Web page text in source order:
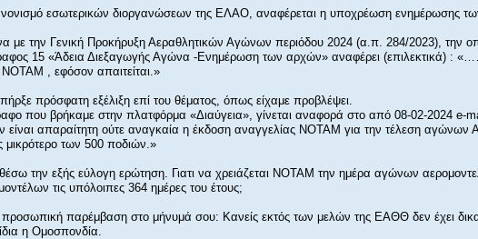
εσωτερικών διοργανώσεων της ΕΛΑΟ, αναφέρεται η υποχρέωση ενημέρωσης
με την Γενική Προκήρυξη Αεραθλητικών Αγώνων περιόδου 2024 (α.π. 284/2023), την
15 «Άδεια Διεξαγωγής Αγώνα -Ενημέρωση των αρχών» αναφέρει (επιλεκτικά) :
, εφόσον απαιτείται.»
πρόσφατη εξέλιξη επί του θέματος, όπως είχαμε προβλέψει.
που βρήκαμε στην πλατφόρμα «Διαύγεια», γίνεται αναφορά στο από 08-02-2024 e-
είναι απαραίτητη ούτε αναγκαία η έκδοση αναγγελίας ΝΟΤΑΜ για την τέλεση αγώνων
μικρότερο των 500 ποδιών.»
την εξής εύλογη ερώτηση. Γιατι να χρειάζεται ΝΟΤΑΜ την ημέρα αγώνων
τις υπόλοιπες 364 ημέρες του έτους;
προσωπική παρέμβαση στο μήνυμά σου: Κανείς εκτός των μελών της ΕΑΘΘ δεν έχει
η Ομοσπονδία.